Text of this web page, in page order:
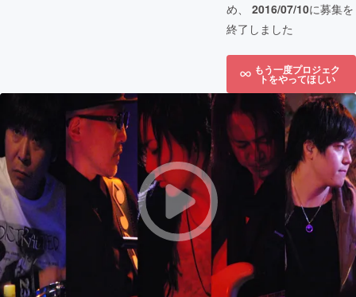
め、 2016/07/10に募集を
終了しました
もう一度プロジェク
トをやってほしい